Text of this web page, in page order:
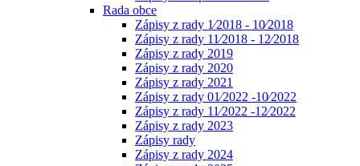
Rada obce
Zápisy z rady 1⁄2018 - 10⁄2018
Zápisy z rady 11⁄2018 - 12⁄2018
Zápisy z rady 2019
Zápisy z rady 2020
Zápisy z rady 2021
Zápisy z rady 01⁄2022 -10⁄2022
Zápisy z rady 11⁄2022 -12⁄2022
Zápisy z rady 2023
Zápisy rady
Zápisy z rady 2024